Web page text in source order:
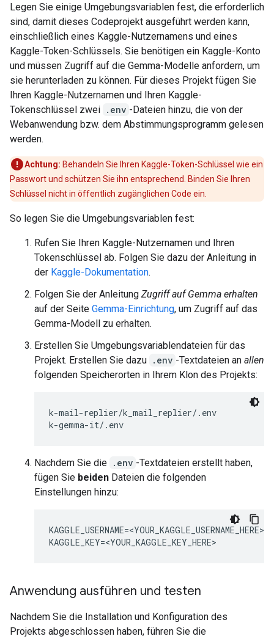
Legen Sie einige Umgebungsvariablen fest, die erforderlich
sind, damit dieses Codeprojekt ausgeführt werden kann,
einschließlich eines Kaggle-Nutzernamens und eines
Kaggle-Token-Schlüssels. Sie benötigen ein Kaggle-Konto
und müssen Zugriff auf die Gemma-Modelle anfordern, um
sie herunterladen zu können. Für dieses Projekt fügen Sie
Ihren Kaggle-Nutzernamen und Ihren Kaggle-
Tokenschlüssel zwei .env -Dateien hinzu, die von der
Webanwendung bzw. dem Abstimmungsprogramm gelesen
werden.
Achtung: Behandeln Sie Ihren Kaggle-Token-Schlüssel wie ein
Passwort und schützen Sie ihn entsprechend. Binden Sie Ihren
Schlüssel nicht in öffentlich zugänglichen Code ein.
So legen Sie die Umgebungsvariablen fest:
Rufen Sie Ihren Kaggle-Nutzernamen und Ihren
Tokenschlüssel ab. Folgen Sie dazu der Anleitung in
der Kaggle-Dokumentation.
Folgen Sie der Anleitung Zugriff auf Gemma erhalten
auf der Seite Gemma-Einrichtung, um Zugriff auf das
Gemma-Modell zu erhalten.
Erstellen Sie Umgebungsvariablendateien für das
Projekt. Erstellen Sie dazu .env -Textdateien an allen
folgenden Speicherorten in Ihrem Klon des Projekts:
k-mail-replier/k_mail_replier/.env
Nachdem Sie die .env -Textdateien erstellt haben,
fügen Sie beiden Dateien die folgenden
Einstellungen hinzu:
KAGGLE_USERNAME=<YOUR_KAGGLE_USERNAME_HERE>
Anwendung ausführen und testen
Nachdem Sie die Installation und Konfiguration des
Projekts abgeschlossen haben, führen Sie die